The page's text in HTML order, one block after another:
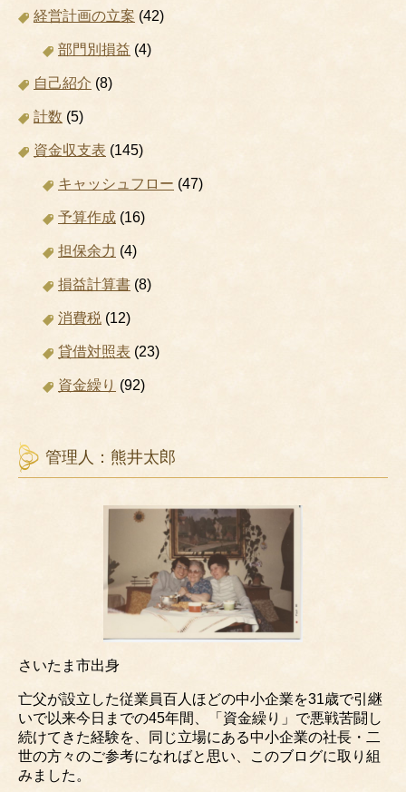
経営計画の立案 (42)
部門別損益 (4)
自己紹介 (8)
計数 (5)
資金収支表 (145)
キャッシュフロー (47)
予算作成 (16)
担保余力 (4)
損益計算書 (8)
消費税 (12)
貸借対照表 (23)
資金繰り (92)
管理人：熊井太郎
さいたま市出身
亡父が設立した従業員百人ほどの中小企業を31歳で引継
いで以来今日までの45年間、「資金繰り」で悪戦苦闘し
続けてきた経験を、同じ立場にある中小企業の社長・二
世の方々のご参考になればと思い、このブログに取り組
みました。